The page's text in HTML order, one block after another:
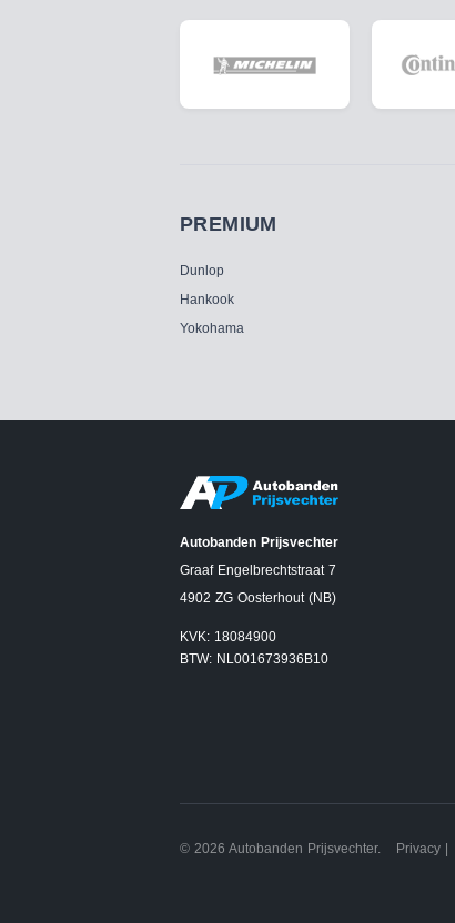
PREMIUM
Dunlop
Hankook
Yokohama
Autobanden Prijsvechter
Graaf Engelbrechtstraat 7
4902 ZG Oosterhout (NB)
KVK: 18084900
BTW: NL001673936B10
© 2026 Autobanden Prijsvechter. Privacy